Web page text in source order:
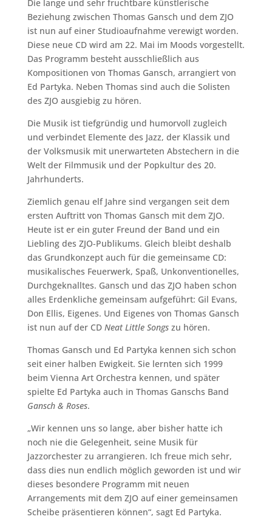
Die lange und sehr fruchtbare künstlerische
Beziehung zwischen Thomas Gansch und dem ZJO
ist nun auf einer Studioaufnahme verewigt worden.
Diese neue CD wird am 22. Mai im Moods vorgestellt.
Das Programm besteht ausschließlich aus
Kompositionen von Thomas Gansch, arrangiert von
Ed Partyka. Neben Thomas sind auch die Solisten
des ZJO ausgiebig zu hören.
Die Musik ist tiefgründig und humorvoll zugleich
und verbindet Elemente des Jazz, der Klassik und
der Volksmusik mit unerwarteten Abstechern in die
Welt der Filmmusik und der Popkultur des 20.
Jahrhunderts.
Ziemlich genau elf Jahre sind vergangen seit dem
ersten Auftritt von Thomas Gansch mit dem ZJO.
Heute ist er ein guter Freund der Band und ein
Liebling des ZJO-Publikums. Gleich bleibt deshalb
das Grundkonzept auch für die gemeinsame CD:
musikalisches Feuerwerk, Spaß, Unkonventionelles,
Durchgeknalltes. Gansch und das ZJO haben schon
alles Erdenkliche gemeinsam aufgeführt: Gil Evans,
Don Ellis, Eigenes. Und Eigenes von Thomas Gansch
ist nun auf der CD Neat Little Songszu hören.
Thomas Gansch und Ed Partyka kennen sich schon
seit einer halben Ewigkeit. Sie lernten sich 1999
beim Vienna Art Orchestra kennen, und später
spielte Ed Partyka auch in Thomas Ganschs Band
Gansch & Roses.
„Wir kennen uns so lange, aber bisher hatte ich
noch nie die Gelegenheit, seine Musik für
Jazzorchester zu arrangieren. Ich freue mich sehr,
dass dies nun endlich möglich geworden ist und wir
dieses besondere Programm mit neuen
Arrangements mit dem ZJO auf einer gemeinsamen
Scheibe präsentieren können“, sagt Ed Partyka.